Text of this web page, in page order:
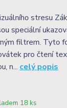
stresu
speciální
filtrem. Tyto
pro čtení
n... celý popis
18 ks